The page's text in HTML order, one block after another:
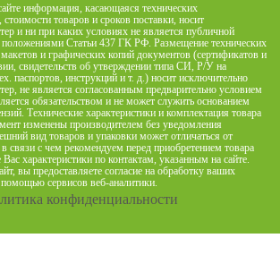
информация, касающаяся технических
стоимости товаров и сроков поставки, носит
и ни при каких условиях не является публичной
Статьи 437 ГК РФ. Размещение технических
и графических копий документов (сертификатов и
свидетельств об утверждении типа СИ, Р/У на
паспортов, инструкций и т. д.) носит исключительно
не является согласованным предварительно условием
обязательством и не может служить основанием
Технические характеристики и комплектация товара
изменены производителем без уведомления
вид товаров и упаковки может отличаться от
связи с чем рекомендуем перед приобретением товара
характеристики по контактам, указанным на сайте.
вы предоставляете согласие на обработку ваших
сервисов веб-аналитики.
конфиденциальности